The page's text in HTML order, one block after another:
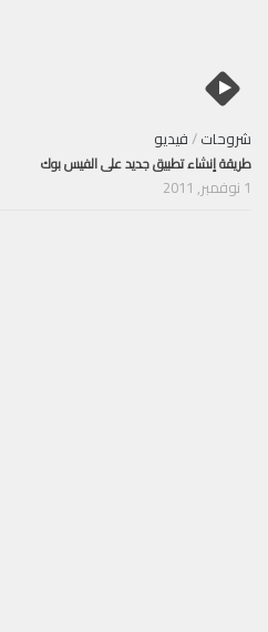
شروحات/فيديو
طريقة إنشاء تطبيق جديد على الفيس بوك
1 نوفمبر, 2011